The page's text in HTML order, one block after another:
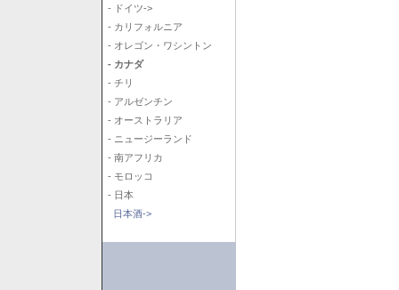
- ドイツ->
- カリフォルニア
- オレゴン・ワシントン
- カナダ
- チリ
- アルゼンチン
- オーストラリア
- ニュージーランド
- 南アフリカ
- モロッコ
- 日本
日本酒->